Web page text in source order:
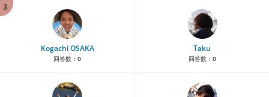
3
Kogachi OSAKA
回答数： 0
Taku
回答数： 0